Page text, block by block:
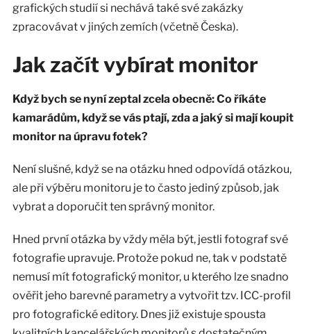
grafických studií si nechává také své zakázky
zpracovávat v jiných zemích (včetně Česka).
Jak začít vybírat monitor
Když bych se nyní zeptal zcela obecně: Co říkáte
kamarádům, když se vás ptají, zda a jaký si mají koupit
monitor na úpravu fotek?
Není slušné, když se na otázku hned odpovídá otázkou,
ale při výběru monitoru je to často jediný způsob, jak
vybrat a doporučit ten správný monitor.
Hned první otázka by vždy měla být, jestli fotograf své
fotografie upravuje. Protože pokud ne, tak v podstatě
nemusí mít fotografický monitor, u kterého lze snadno
ověřit jeho barevné parametry a vytvořit tzv. ICC-profil
pro fotografické editory. Dnes již existuje spousta